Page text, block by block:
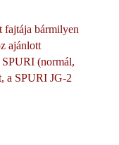
fajtája bármilyen
ajánlott
(normál,
a SPURI JG-2